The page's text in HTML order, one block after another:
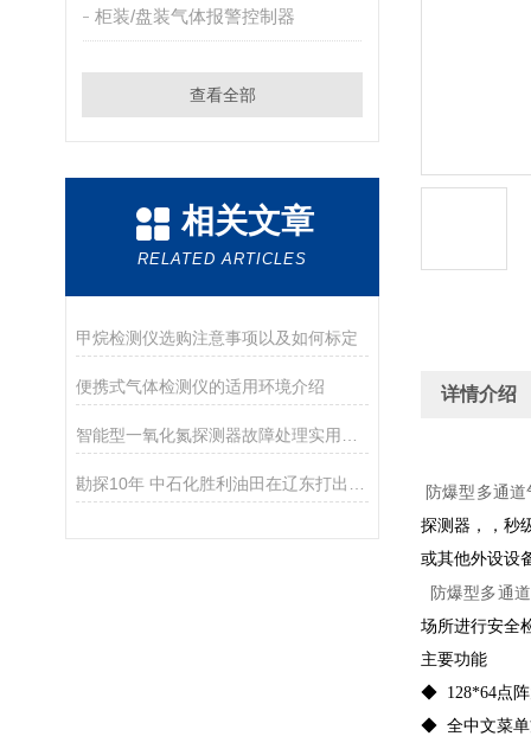
柜装/盘装气体报警控制器
查看全部
相关文章
RELATED ARTICLES
甲烷检测仪选购注意事项以及如何标定
便携式气体检测仪的适用环境介绍 详情介绍
防爆型多通
探测器，，秒
或其他外设设
防爆型多通
场所进行安全
主要功能
◆ 128*64点阵
◆ 全中文菜单